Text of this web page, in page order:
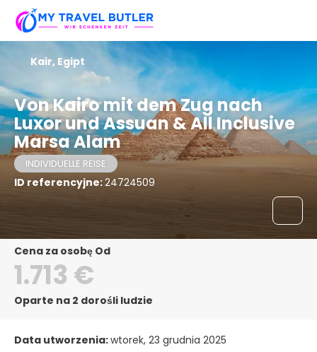
Von Kairo mit dem Zug nach
Luxor und Assuan & All Inclusive
Marsa Alam
INDIVIDUELLE REISE
ID referencyjne:24724509
Kair, Egipt
Cena za osobę Od
1.713 €
Oparte na 2 dorośli ludzie
Data utworzenia:wtorek, 23 grudnia 2025